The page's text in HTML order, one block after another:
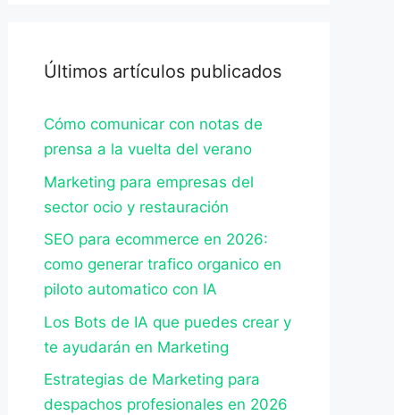
Últimos artículos publicados
Cómo comunicar con notas de
prensa a la vuelta del verano
Marketing para empresas del
sector ocio y restauración
SEO para ecommerce en 2026:
como generar trafico organico en
piloto automatico con IA
Los Bots de IA que puedes crear y
te ayudarán en Marketing
Estrategias de Marketing para
despachos profesionales en 2026